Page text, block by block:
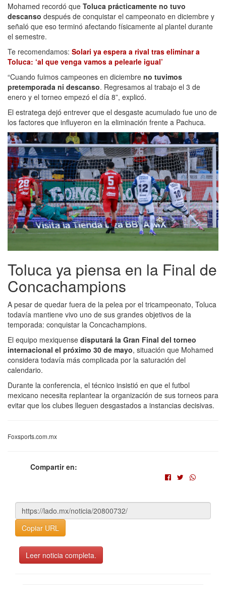
Mohamed recordó que Toluca prácticamente no tuvo
descanso después de conquistar el campeonato en diciembre y
señaló que eso terminó afectando físicamente al plantel durante
el semestre.
Te recomendamos: Solari ya espera a rival tras eliminar a
Toluca: ‘al que venga vamos a pelearle igual’
“Cuando fuimos campeones en diciembre no tuvimos
pretemporada ni descanso. Regresamos al trabajo el 3 de
enero y el torneo empezó el día 8”, explicó.
El estratega dejó entrever que el desgaste acumulado fue uno de
los factores que influyeron en la eliminación frente a Pachuca.
Toluca ya piensa en la Final de
Concachampions
A pesar de quedar fuera de la pelea por el tricampeonato, Toluca
todavía mantiene vivo uno de sus grandes objetivos de la
temporada: conquistar la Concachampions.
El equipo mexiquense disputará la Gran Final del torneo
internacional el próximo 30 de mayo, situación que Mohamed
considera todavía más complicada por la saturación del
calendario.
Durante la conferencia, el técnico insistió en que el futbol
mexicano necesita replantear la organización de sus torneos para
evitar que los clubes lleguen desgastados a instancias decisivas.
Foxsports.com.mx
Compartir en:
Copiar URL
Leer noticia completa.